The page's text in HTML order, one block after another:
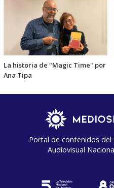
La historia de "Magic Time" por
Ana Tipa
Portal de contenidos del
Audiovisual